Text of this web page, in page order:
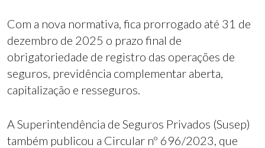
Com a nova normativa, fica prorrogado até 31 de
dezembro de 2025 o prazo final de
obrigatoriedade de registro das operações de
seguros, previdência complementar aberta,
capitalização e resseguros.
A Superintendência de Seguros Privados (Susep)
também publicou a Circular nº 696/2023, que